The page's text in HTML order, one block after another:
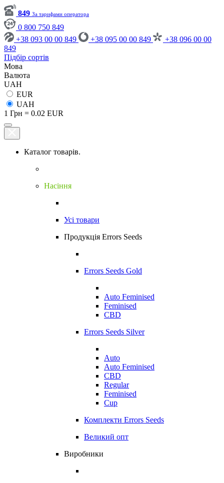
849 За тарифами оператора
0 800 750 849
+38 093 00 00 849
+38 095 00 00 849
+38 096 00 00
849
Підбір сортів
Мова
Валюта
UAH
EUR
UAH
1 Грн = 0.02 EUR
Каталог товарів.
Насіння
Усі товари
Продукція Errors Seeds
Errors Seeds Gold
Auto Feminised
Feminised
CBD
Errors Seeds Silver
Auto
Auto Feminised
CBD
Regular
Feminised
Cup
Комплекти Errors Seeds
Великий опт
Виробники